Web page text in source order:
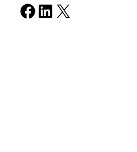
Compartir en Facebook Compartir en LinkedIn Compartir en X